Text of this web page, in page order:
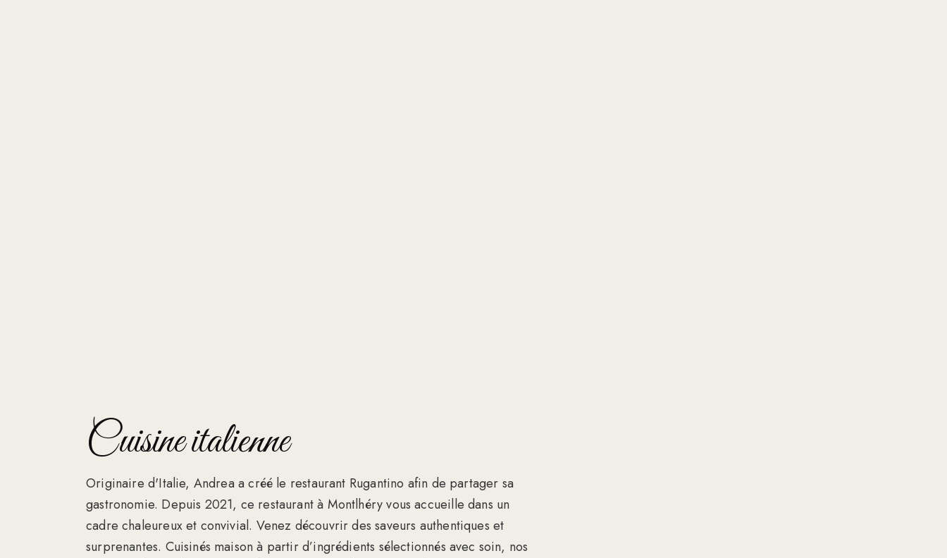
Cuisine italienne
Originaire d'Italie, Andrea a créé le restaurant Rugantino afin de partager sa
gastronomie. Depuis 2021, ce restaurant à Montlhéry vous accueille dans un
cadre chaleureux et convivial. Venez découvrir des saveurs authentiques et
surprenantes. Cuisinés maison à partir d’ingrédients sélectionnés avec soin, nos